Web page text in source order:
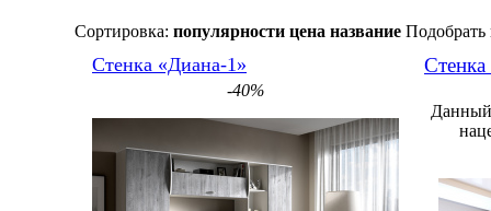
Сортировка: популярности цена название Подобрать
Стенка «Диана-1»
-40%
Данный